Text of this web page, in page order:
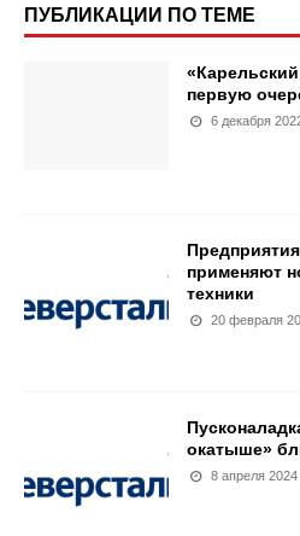
ПУБЛИКАЦИИ ПО ТЕМЕ
первую
6 декабря
применяют
техники
20 февраля
окатыше»
8 апреля 2024